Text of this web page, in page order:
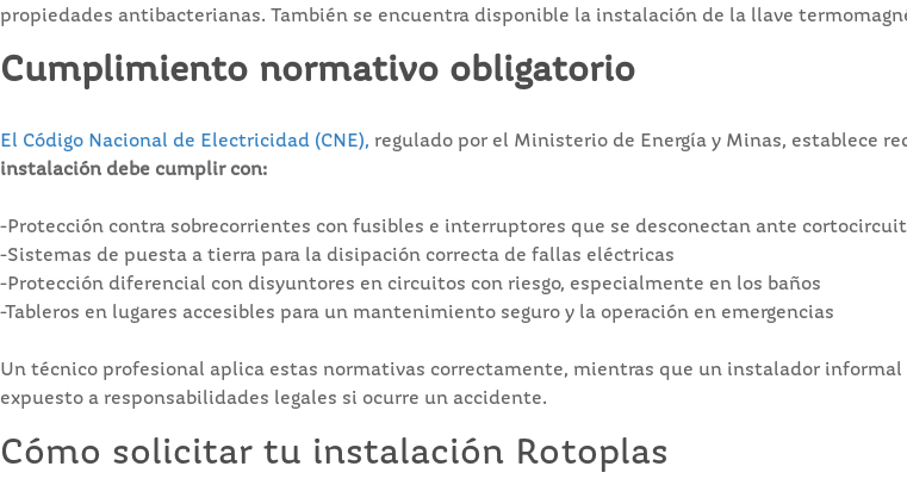
propiedades antibacterianas. También se encuentra disponible la instalación de la llave
Cumplimiento normativo obligatorio
El Código Nacional de Electricidad (CNE), regulado por el Ministerio de Energía y Minas, establece
instalación debe cumplir con:
-Protección contra sobrecorrientes con fusibles e interruptores que se desconectan ante
-Sistemas de puesta a tierra para la disipación correcta de fallas eléctricas
-Protección diferencial con disyuntores en circuitos con riesgo, especialmente en los baños
-Tableros en lugares accesibles para un mantenimiento seguro y la operación en emergencias
Un técnico profesional aplica estas normativas correctamente, mientras que un instalador
expuesto a responsabilidades legales si ocurre un accidente.
Cómo solicitar tu instalación Rotoplas